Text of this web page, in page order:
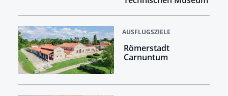
AUSFLUGSZIELE
Römerstadt
Carnuntum